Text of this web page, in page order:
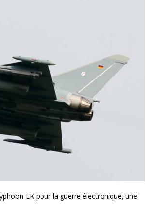
EK pour la guerre électronique, une